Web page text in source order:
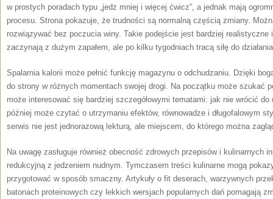
w prostych poradach typu „jedz mniej i więcej ćwicz”, a jednak mają
procesu. Strona pokazuje, że trudności są normalną częścią zmiany.
rozwiązywać bez poczucia winy. Takie podejście jest bardziej
zaczynają z dużym zapałem, ale po kilku tygodniach tracą siłę do
Spalarnia kalorii może pełnić funkcję magazynu o odchudzaniu. Dzięki
do strony w różnych momentach swojej drogi. Na początku może szukać
może interesować się bardziej szczegółowymi tematami: jak nie wrócić
później może czytać o utrzymaniu efektów, równowadze i długofalowym
serwis nie jest jednorazową lekturą, ale miejscem, do którego można
Na uwagę zasługuje również obecność zdrowych przepisów i kulinarnych
redukcyjną z jedzeniem nudnym. Tymczasem treści kulinarne mogą
przygotować w sposób smaczny. Artykuły o fit deserach, warzywnych
batonach proteinowych czy lekkich wersjach popularnych dań pomagają